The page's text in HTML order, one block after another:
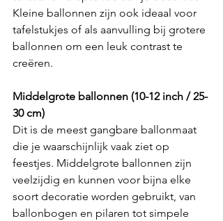
Kleine ballonnen zijn ook ideaal voor
tafelstukjes of als aanvulling bij grotere
ballonnen om een leuk contrast te
creëren.
Middelgrote ballonnen (10-12 inch / 25-
30 cm)
Dit is de meest gangbare ballonmaat
die je waarschijnlijk vaak ziet op
feestjes. Middelgrote ballonnen zijn
veelzijdig en kunnen voor bijna elke
soort decoratie worden gebruikt, van
ballonbogen en pilaren tot simpele